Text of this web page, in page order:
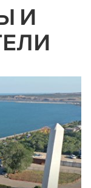
И